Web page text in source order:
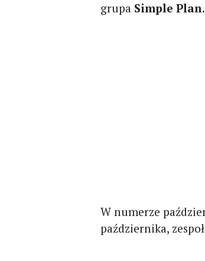
grupa Simple Plan.
W numerze
października,